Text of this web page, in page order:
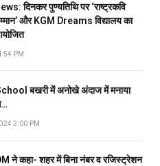
दिनकर पुण्यतिथि पर ‘राष्ट्रकवि
और KGM Dreams विद्यालय का
PM
बखरी में अनोखे अंदाज में मनाया
2:00 PM
ने कहा- शहर में बिना नंबर व रजिस्ट्रेशन